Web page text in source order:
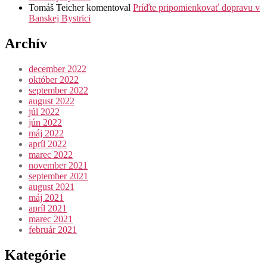
Tomáš Teicherkomentoval Príďte pripomienkovať dopravu v
Banskej Bystrici
Archív
december 2022
október 2022
september 2022
august 2022
júl 2022
jún 2022
máj 2022
apríl 2022
marec 2022
november 2021
september 2021
august 2021
máj 2021
apríl 2021
marec 2021
február 2021
Kategórie